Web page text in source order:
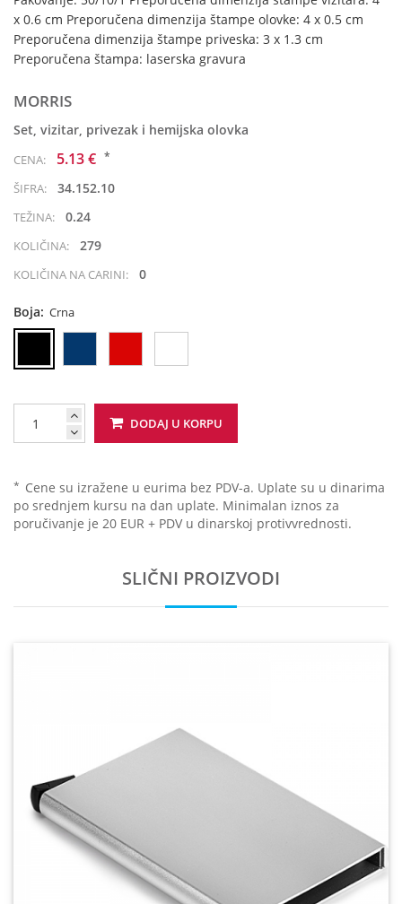
x 0.6 cm Preporučena dimenzija štampe olovke: 4 x 0.5 cm
Preporučena dimenzija štampe priveska: 3 x 1.3 cm
Preporučena štampa: laserska gravura
MORRIS
Set, vizitar, privezak i hemijska olovka
CENA: 5.13 € *
ŠIFRA: 34.152.10
TEŽINA: 0.24
KOLIČINA: 279
KOLIČINA NA CARINI: 0
Boja: Crna
DODAJ U KORPU
* Cene su izražene u eurima bez PDV-a. Uplate su u dinarima
po srednjem kursu na dan uplate. Minimalan iznos za
poručivanje je 20 EUR + PDV u dinarskoj protivvrednosti.
SLIČNI PROIZVODI